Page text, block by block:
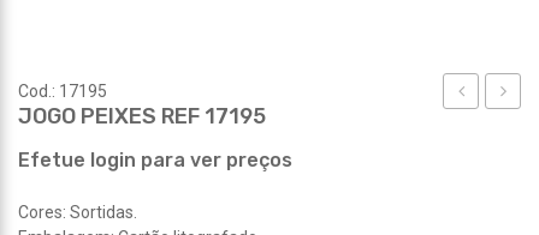
Cod.: 17195
JOGO PEIXES REF 17195
Efetue login para ver preços
Cores: Sortidas.